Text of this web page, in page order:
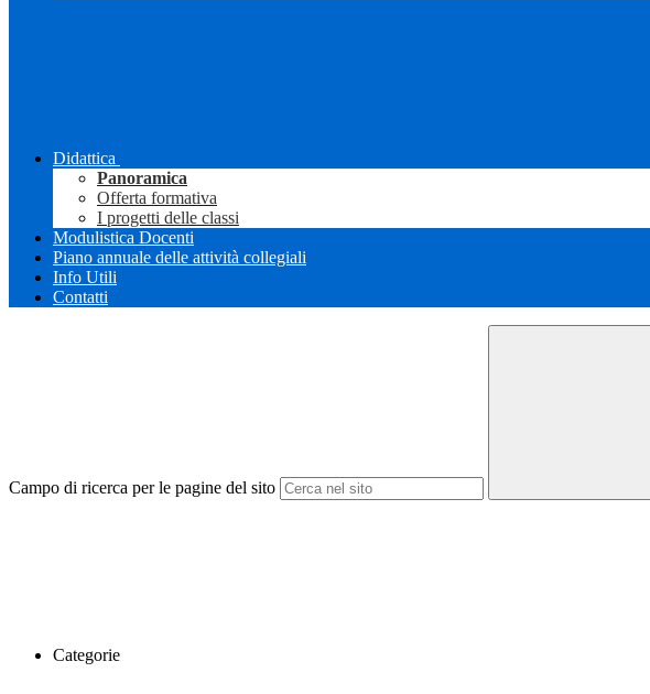
Didattica
Panoramica
Offerta formativa
I progetti delle classi
Modulistica Docenti
Piano annuale delle attività collegiali
Info Utili
Contatti
Campo di ricerca per le pagine del sito
Categorie